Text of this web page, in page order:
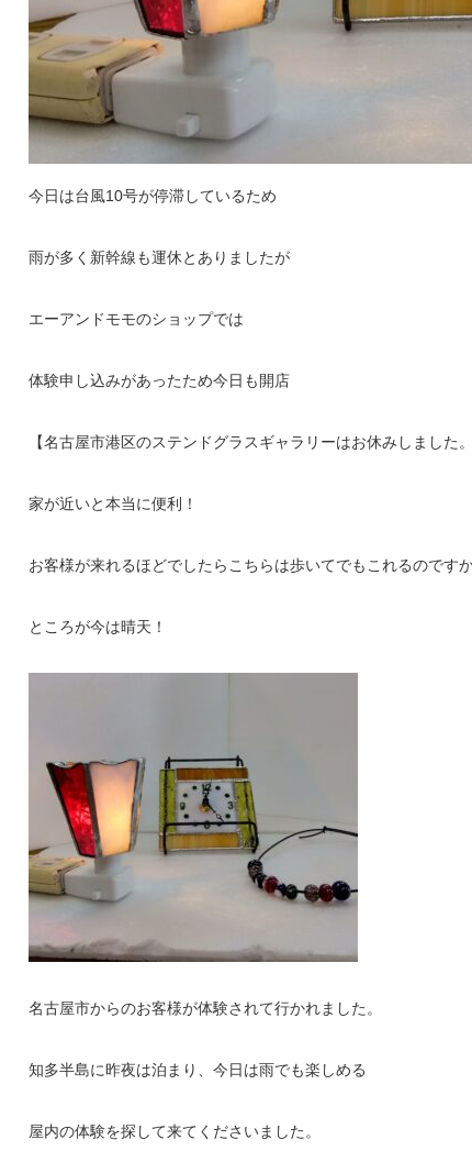
今日は台風10号が停滞しているため
雨が多く新幹線も運休とありましたが
エーアンドモモのショップでは
体験申し込みがあったため今日も開店
【名古屋市港区のステンドグラスギャラリーはお休みしました。
家が近いと本当に便利！
お客様が来れるほどでしたらこちらは歩いてでもこれるのです
ところが今は晴天！
名古屋市からのお客様が体験されて行かれました。
知多半島に昨夜は泊まり、今日は雨でも楽しめる
屋内の体験を探して来てくださいました。